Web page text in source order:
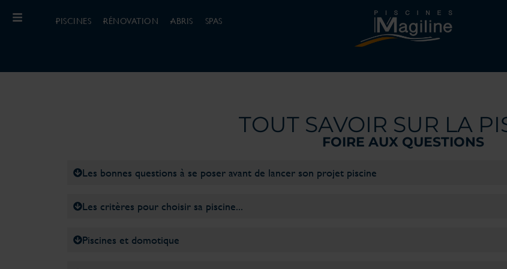
PISCINES RÉNOVATION ABRIS SPAS
TOUT SAVOIR SUR LA
FOIRE AUX QUESTIONS
Les bonnes questions à se poser avant de lancer son projet piscine
Les critères pour choisir sa piscine...
Piscines et domotique